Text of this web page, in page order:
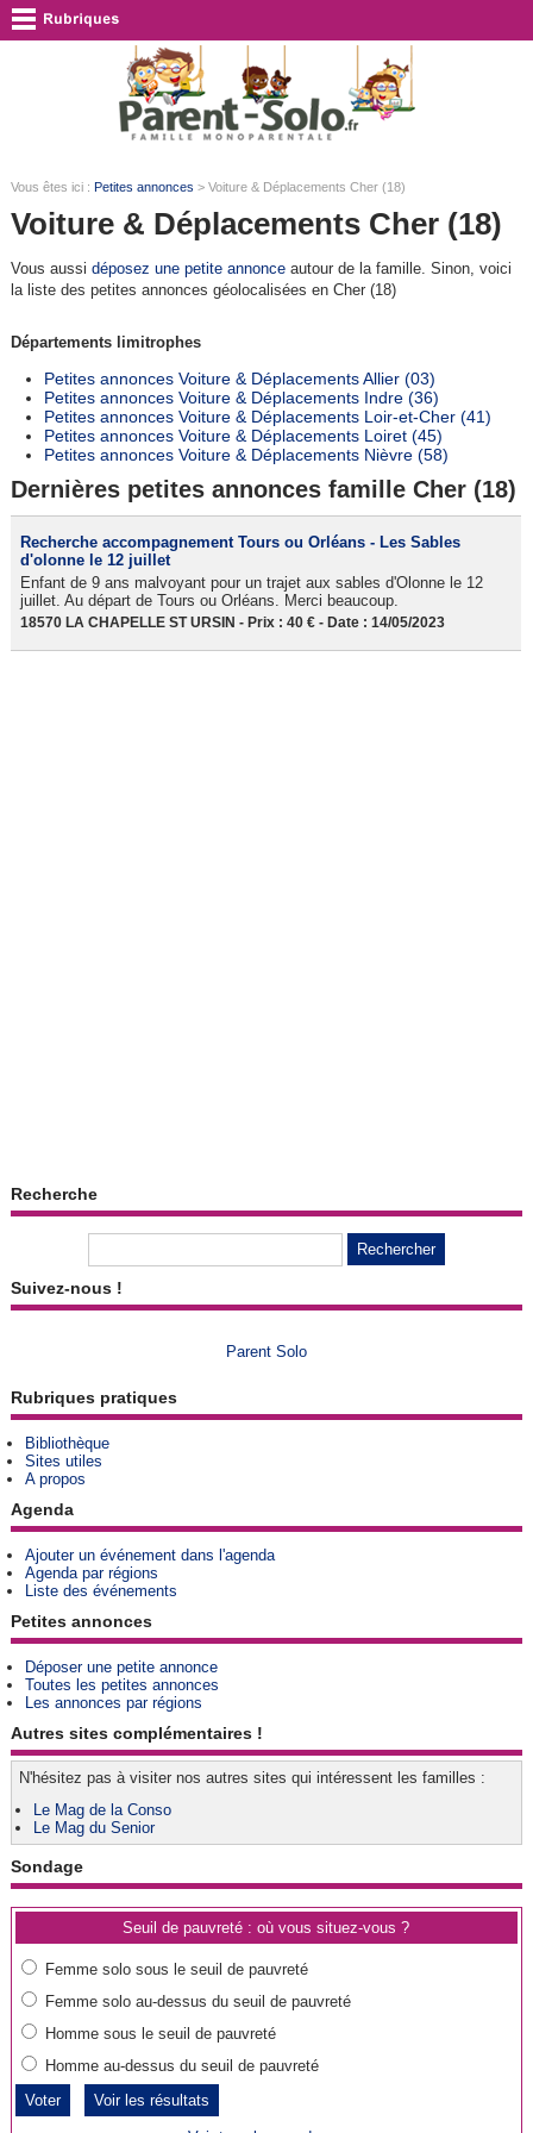
Vous êtes ici : Petites annonces > Voiture & Déplacements Cher (18)
Voiture & Déplacements Cher (18)
Vous aussi déposez une petite annonceautour de la famille. Sinon, voici
la liste des petites annonces géolocalisées en Cher (18)
Départements limitrophes
Petites annonces Voiture & Déplacements Allier (03)
Petites annonces Voiture & Déplacements Indre (36)
Petites annonces Voiture & Déplacements Loir-et-Cher (41)
Petites annonces Voiture & Déplacements Loiret (45)
Petites annonces Voiture & Déplacements Nièvre (58)
Dernières petites annonces famille Cher (18)
Recherche accompagnement Tours ou Orléans - Les Sables
d'olonne le 12 juillet
Enfant de 9 ans malvoyant pour un trajet aux sables d'Olonne le 12
juillet. Au départ de Tours ou Orléans. Merci beaucoup.
18570 LA CHAPELLE ST URSIN - Prix : 40 € - Date : 14/05/2023
Recherche
Suivez-nous !
Parent Solo
Rubriques pratiques
Bibliothèque
Sites utiles
A propos
Agenda
Ajouter un événement dans l'agenda
Agenda par régions
Liste des événements
Petites annonces
Déposer une petite annonce
Toutes les petites annonces
Les annonces par régions
Autres sites complémentaires !
N'hésitez pas à visiter nos autres sites qui intéressent les familles :
Le Mag de la Conso
Le Mag du Senior
Sondage
Seuil de pauvreté : où vous situez-vous ?
Femme solo sous le seuil de pauvreté
Femme solo au-dessus du seuil de pauvreté
Homme sous le seuil de pauvreté
Homme au-dessus du seuil de pauvreté
Voir les résultats